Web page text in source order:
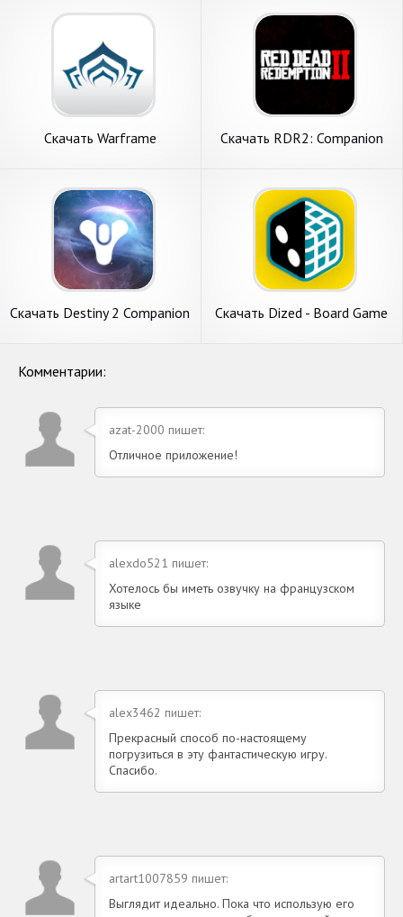
на Андроид
Андроид
Скачать Warframe
Скачать RDR2: Companion
Скачать Destiny 2 Companion
Скачать Dized - Board Game
Комментарии:
azat-2000 пишет:
Отличное приложение!
alexdo521 пишет:
Хотелось бы иметь озвучку на французском
языке
alex3462 пишет:
Прекрасный способ по-настоящему
погрузиться в эту фантастическую игру.
Спасибо.
artart1007859 пишет:
Выглядит идеально. Пока что использую его